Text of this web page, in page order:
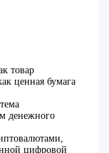
товар
ценная бумага
денежного
цифровой